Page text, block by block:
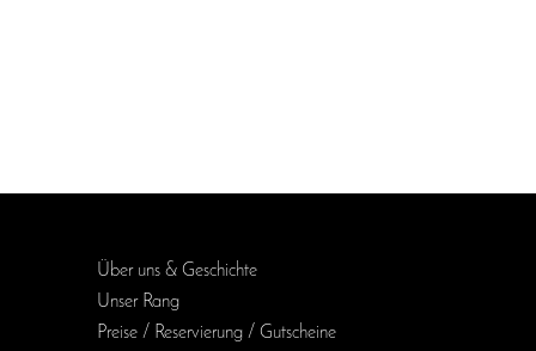
Über uns & Geschichte
Unser Rang
Preise / Reservierung / Gutscheine